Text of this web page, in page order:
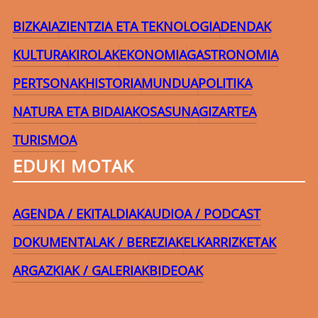
BIZKAIAZIENTZIA ETA TEKNOLOGIADENDAK
KULTURAKIROLAKEKONOMIAGASTRONOMIA
PERTSONAKHISTORIAMUNDUAPOLITIKA
NATURA ETA BIDAIAKOSASUNAGIZARTEA
TURISMOA
EDUKI MOTAK
AGENDA / EKITALDIAKAUDIOA / PODCAST
DOKUMENTALAK / BEREZIAKELKARRIZKETAK
ARGAZKIAK / GALERIAKBIDEOAK